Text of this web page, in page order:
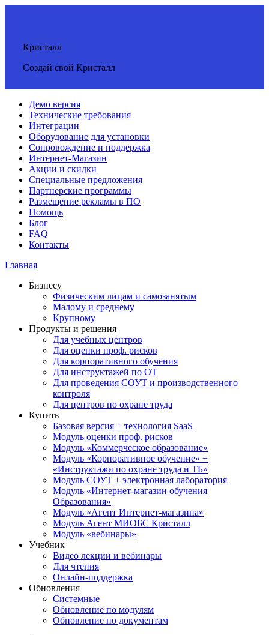
Кристалл
Создай свой Кристалл
Демо версия
Технические требования
Интеграции
Оборудование для установки
Сопровождение и поддержка
Интернет-Магазин
Акции и скидки
Специальные предложения
Партнерские программы
Размещение рекламы в ПО
Помощь
Блог
FAQ
Контакты
Главная
Бизнесу
Физическим лицам и самозанятым
Малому и среднему
Крупному
Продукты и решения
Для учебных центров
Для оценки проф. рисков
Для корпоративного обучения
Для инструктажей по ОТ
Для проведения СОУТ и производственного
контроля
Для центров по охране труда
Купить
Базовая версия + технология SaaS
Модуль оценки проф. рисков
Модуль «Коммерческое образование»
Модуль «Корпоративное обучение» +
«Инструктажи по охране труда и ТБ»
Модуль СОУТ + электронная лаборатория
Модуль «Интернет-магазин обучения
Образования»
Модуль «Агент Интернет-магазина»
Модуль Агент МИОБС Кристалл
Модуль «вебинары»
Учебник
Видео лекции и вебинары
Для чтения
Онлайн-поддержка
Обновления
Системные
Обновление по модулям
Обновление по документам